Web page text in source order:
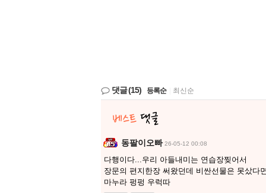
댓글(15) 등록순 최신순
동팔이오빠 26-05-12 00:08
다행이다...우리 아들내미는 연습장찢어서
장문의 편지한장 써왔던데 비싼선물은 못샀다
마누라 펑펑 우럭따